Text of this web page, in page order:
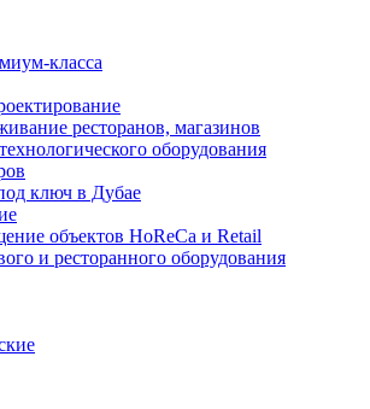
класса
ресторанов, магазинов
оборудования
ключ в Дубае
объектов HoReCa и Retail
и ресторанного оборудования